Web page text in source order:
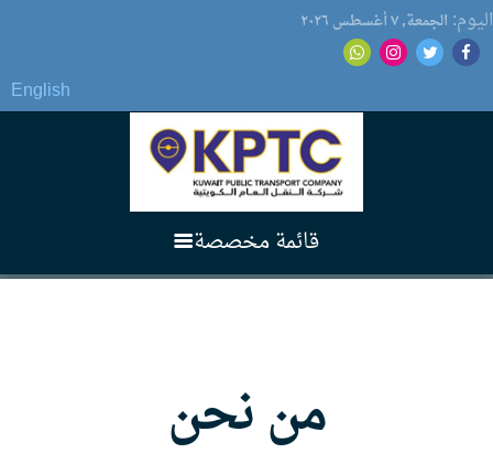
اليوم: الجمعة, ٧ أغسطس ۲٠۲٦
English
قائمة مخصصة
عن الشركة 3
من نحن